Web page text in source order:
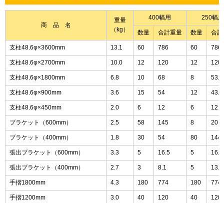
商 品 名
重量
（kg）
400幅用 250幅用
数量 合計重量 数量 合
支柱48.6φ×3600mm 13.1 60 786 60 786
支柱48.6φ×2700mm 10.0 12 120 12 120
支柱48.6φ×1800mm 6.8 10 68 8 53.6
支柱48.6φ×900mm 3.6 15 54 12 43.2
支柱48.6φ×450mm 2.0 6 12 6 12
ブラケット（600mm） 2.5 58 145 8 20
ブラケット（400mm） 1.8 30 54 80 144
張出ブラケット（600mm） 3.3 5 16.5 5 16.5
張出ブラケット（400mm） 2.7 3 8.1 5 13.5
手摺1800mm 4.3 180 774 180 774
手摺1200mm 3.0 40 120 40 120